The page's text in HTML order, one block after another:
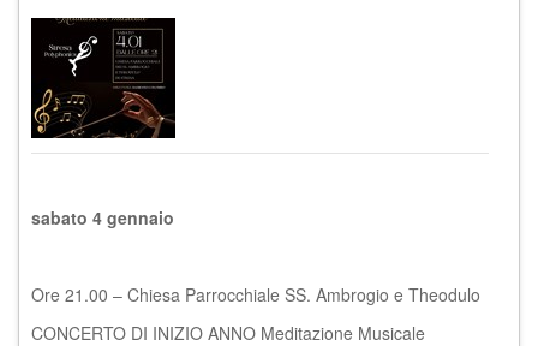
sabato 4 gennaio
Ore 21.00 – Chiesa Parrocchiale SS. Ambrogio e Theodulo
CONCERTO DI INIZIO ANNO Meditazione Musicale